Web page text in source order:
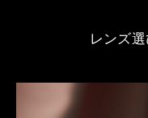
レンズ